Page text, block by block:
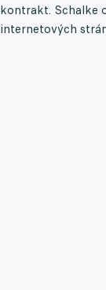
kontrakt. Schalke
internetových